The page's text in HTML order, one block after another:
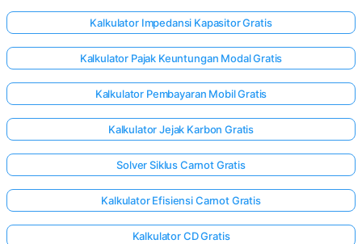
Kalkulator Impedansi Kapasitor Gratis
Kalkulator Pajak Keuntungan Modal Gratis
Kalkulator Pembayaran Mobil Gratis
Kalkulator Jejak Karbon Gratis
Solver Siklus Carnot Gratis
Kalkulator Efisiensi Carnot Gratis
Kalkulator CD Gratis